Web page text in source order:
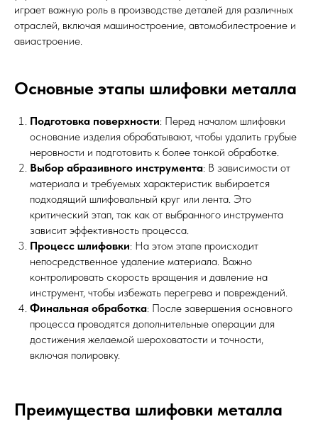
играет важную роль в производстве деталей для различных
отраслей, включая машиностроение, автомобилестроение и
авиастроение.
Основные этапы шлифовки металла
Подготовка поверхности: Перед началом шлифовки
основание изделия обрабатывают, чтобы удалить грубые
неровности и подготовить к более тонкой обработке.
Выбор абразивного инструмента: В зависимости от
материала и требуемых характеристик выбирается
подходящий шлифовальный круг или лента. Это
критический этап, так как от выбранного инструмента
зависит эффективность процесса.
Процесс шлифовки: На этом этапе происходит
непосредственное удаление материала. Важно
контролировать скорость вращения и давление на
инструмент, чтобы избежать перегрева и повреждений.
Финальная обработка: После завершения основного
процесса проводятся дополнительные операции для
достижения желаемой шероховатости и точности,
включая полировку.
Преимущества шлифовки металла